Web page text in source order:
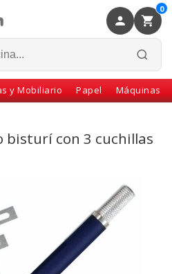
0
y Mobiliario Papel Máquinas
bisturí con 3 cuchillas